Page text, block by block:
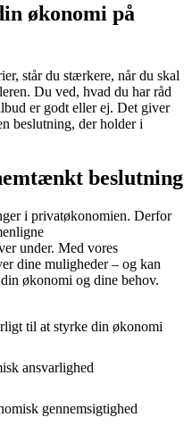
økonomi på
står du stærkere, når du skal
Du ved, hvad du har råd
er godt eller ej. Det giver
beslutning, der holder i
beslutning
i privatøkonomien. Derfor
under. Med vores
dine muligheder – og kan
økonomi og dine behov.
til at styrke din økonomi
ansvarlighed
gennemsigtighed